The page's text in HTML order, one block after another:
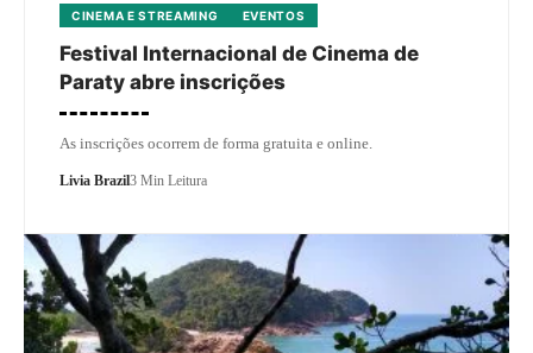
CINEMA E STREAMING EVENTOS
Festival Internacional de Cinema de
Paraty abre inscrições
As inscrições ocorrem de forma gratuita e online.
Livia Brazil3 Min Leitura